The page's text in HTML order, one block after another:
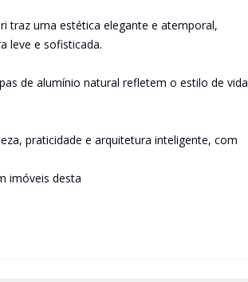
traz uma estética elegante e atemporal,
leve e sofisticada.
de alumínio natural refletem o estilo de vida
praticidade e arquitetura inteligente, com
imóveis desta